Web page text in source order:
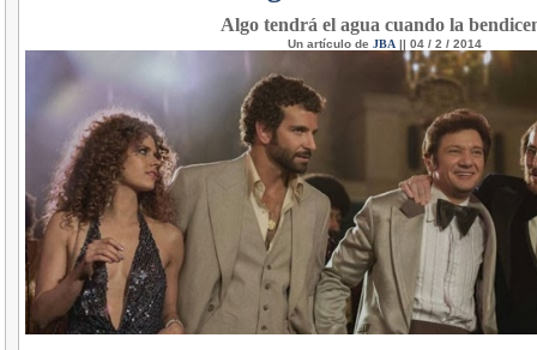
Algo tendrá el agua cuando la
Un artículo de JBA|| 04 / 2 / 2014